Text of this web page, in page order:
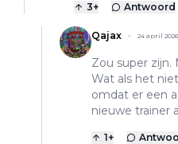
3+ Antwoord
Qajax 24 april
Zou super zijn.
Wat als het
omdat er een
nieuwe trainer
1+